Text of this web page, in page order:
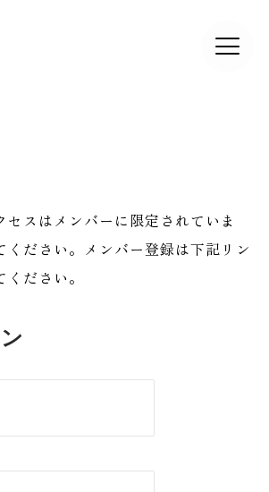
セスはメンバーに限定されていま
ください。メンバー登録は下記リン
ださい。